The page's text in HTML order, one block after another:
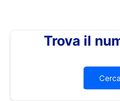
Trova il
Cerca